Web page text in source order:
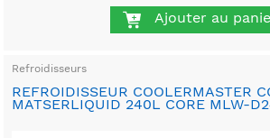
Ajouter au
Refroidisseurs
REFROIDISSEUR COOLERMASTER
MATSERLIQUID 240L CORE MLW-